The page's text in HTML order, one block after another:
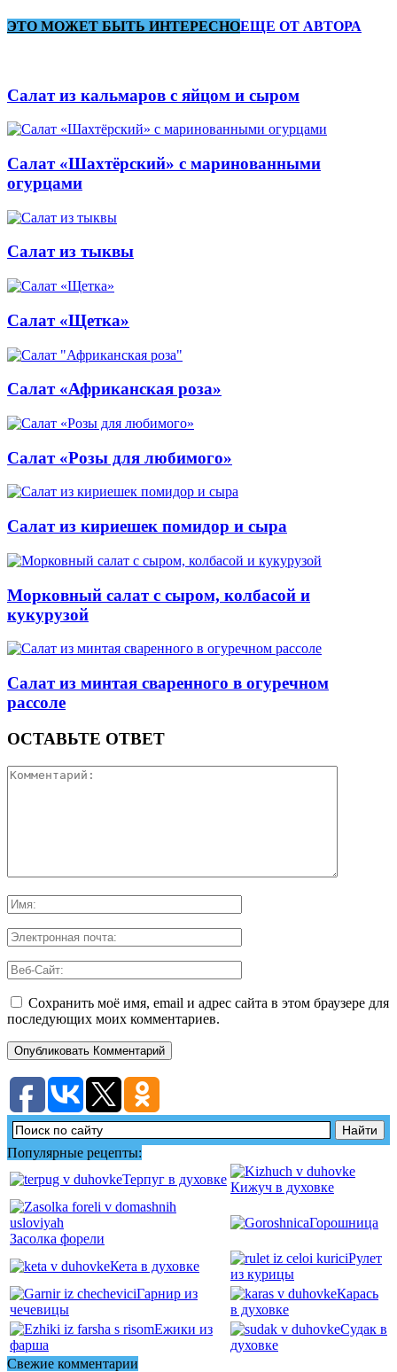
ЭТО МОЖЕТ БЫТЬ ИНТЕРЕСНОЕЩЕ ОТ АВТОРА
Салат из кальмаров с яйцом и сыром
Салат «Шахтёрский» с маринованными
огурцами
Салат из тыквы
Салат «Щетка»
Салат «Африканская роза»
Салат «Розы для любимого»
Салат из кириешек помидор и сыра
Морковный салат с сыром, колбасой и
кукурузой
Салат из минтая сваренного в огуречном
рассоле
ОСТАВЬТЕ ОТВЕТ
Сохранить моё имя, email и адрес сайта в этом браузере для
последующих моих комментариев.
Популярные рецепты:
Терпуг в духовке
Кижуч в духовке
Засолка форели
Горошница
Кета в духовке
Рулет
из курицы
Гарнир из
чечевицы
Карась
в духовке
Ежики из
фарша
Судак в
духовке
Свежие комментарии